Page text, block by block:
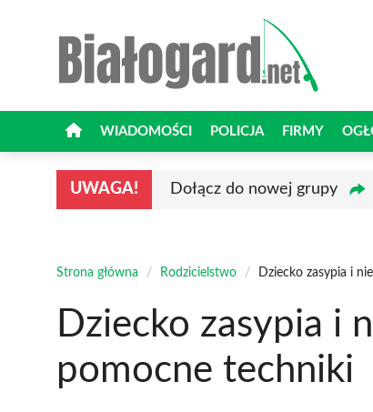
WIADOMOŚCI POLICJA FIRMY
UWAGA! Dołącz do nowej grupy
Strona główna / Rodzicielstwo / Dziecko zasypia i
Dziecko zasypia i
pomocne techniki